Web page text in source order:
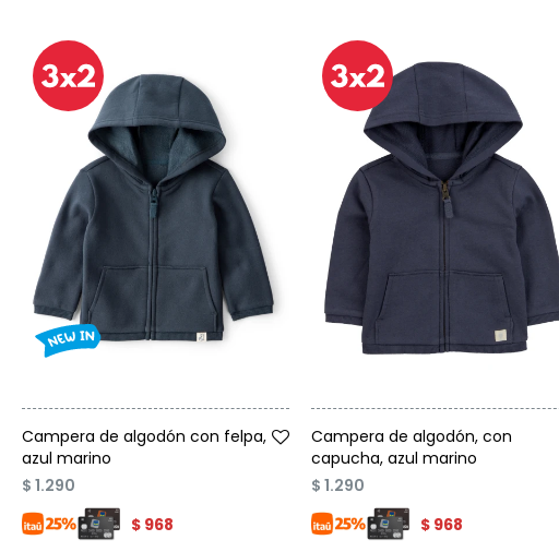
Campera de algodón con felpa,
azul marino
$ 1.290
$ 968
Campera de algodón, con
capucha, azul marino
$ 1.290
$ 968